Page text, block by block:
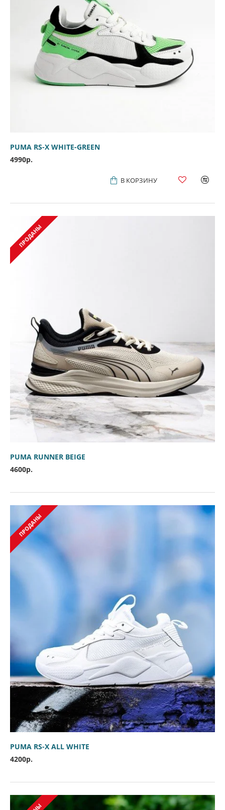
PUMA RS-X WHITE-GREEN
4990р.
В КОРЗИНУ
ПРОДАНЫ
PUMA RUNNER BEIGE
4600р.
ПРОДАНЫ
PUMA RS-X ALL WHITE
4200р.